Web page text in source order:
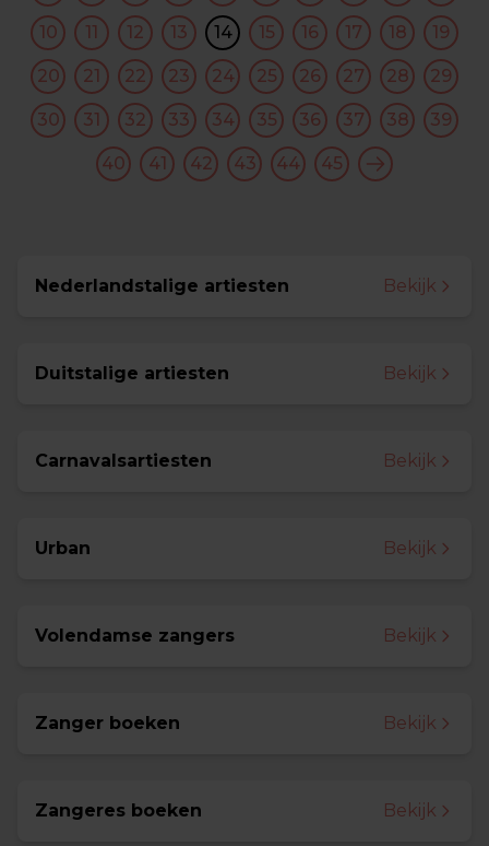
10 11 12 13 14 15 16 17 18 19
20 21 22 23 24 25 26 27 28 29
30 31 32 33 34 35 36 37 38 39
40 41 42 43 44 45
Nederlandstalige artiesten Bekijk
Duitstalige artiesten Bekijk
Carnavalsartiesten Bekijk
Urban Bekijk
Volendamse zangers Bekijk
Zanger boeken Bekijk
Zangeres boeken Bekijk